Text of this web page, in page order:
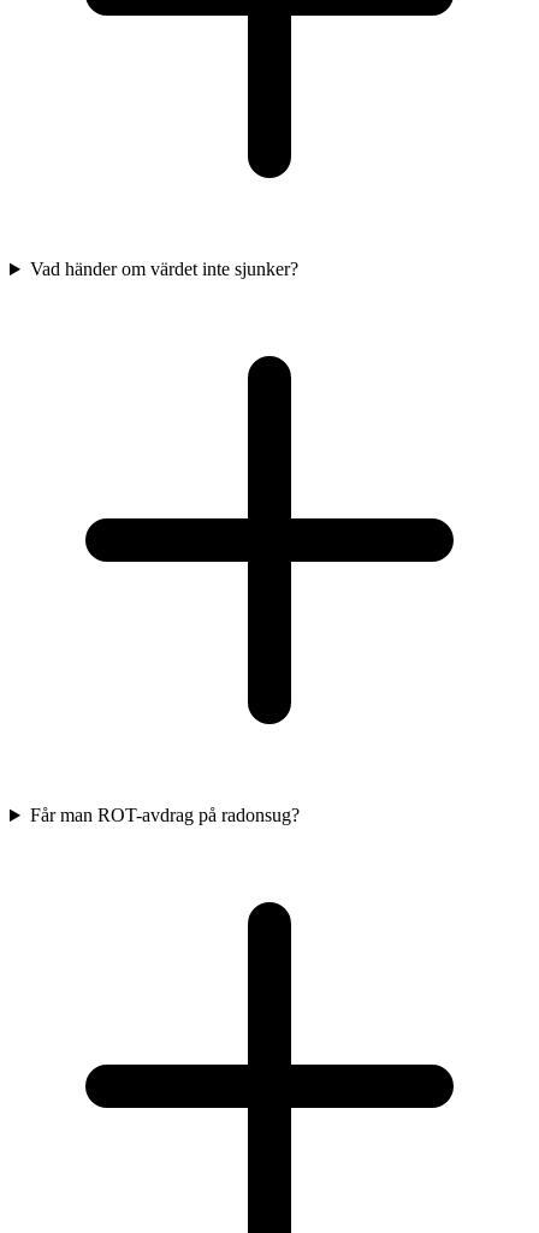
Vad händer om värdet inte sjunker?
Får man ROT-avdrag på radonsug?